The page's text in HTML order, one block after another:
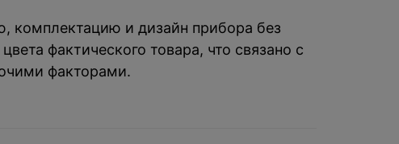
комплектацию и дизайн прибора без
фактического товара, что связано с
факторами.